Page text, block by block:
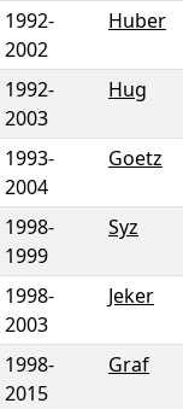
1992-
2002
Huber
1992-
2003
Hug
1993-
2004
Goetz
1998-
1999
Syz
1998-
2003
Jeker
1998-
2015
Graf